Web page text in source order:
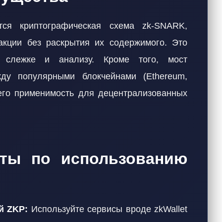
криптографическая схема zk-SNARK,
без раскрытия их содержимого. Это
слежке и анализу. Кроме того, мост
популярными блокчейнами (Ethereum,
применимость для децентрализованных
по использованию
ZKP: Используйте сервисы вроде zkWallet